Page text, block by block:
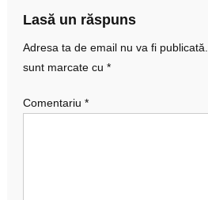
Lasă un răspuns
Adresa ta de email nu va fi publicată.
sunt marcate cu *
Comentariu *